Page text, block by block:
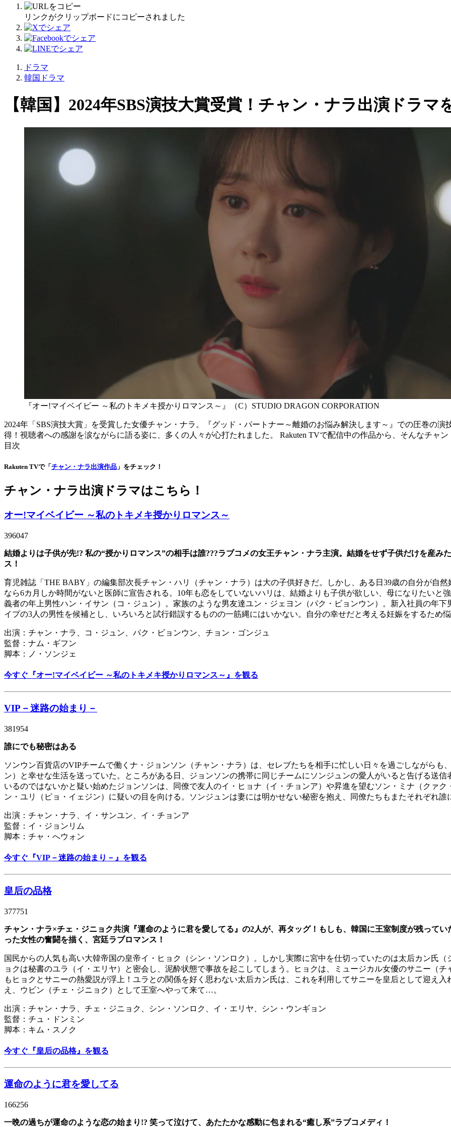
リンクがクリップボードにコピーされました
ドラマ
韓国ドラマ
【韓国】2024年SBS演技大賞受賞！チャン・ナラ出演ドラマ
『オー!マイベイビー ～私のトキメキ授かりロマンス～』（C）STUDIO DRAGON CORPORATION
2024年「SBS演技大賞」を受賞した女優チャン・ナラ。『グッド・パートナー～離婚のお悩み解決します～』での圧巻の
得！視聴者への感謝を涙ながらに語る姿に、多くの人々が心打たれました。 Rakuten TVで配信中の作品から、そんなチャ
目次
Rakuten TVで「 チャン・ナラ出演作品 」をチェック！
チャン・ナラ出演ドラマはこちら！
オー!マイベイビー ～私のトキメキ授かりロマンス～
396047
結婚よりは子供が先!? 私の“授かりロマンス”の相手は誰???ラブコメの女王チャン・ナラ主演。結婚をせず子供だけを産み
ス！
育児雑誌「THE BABY」の編集部次長チャン・ハリ（チャン・ナラ）は大の子供好きだ。しかし、ある日39歳の自分が自
なら6カ月しか時間がないと医師に宣告される。10年も恋をしていないハリは、結婚よりも子供が欲しい、母になりたいと
義者の年上男性ハン・イサン（コ・ジュン）。家族のような男友達ユン・ジェヨン（パク・ビョンウン）。新入社員の年
イプの3人の男性を候補とし、いろいろと試行錯誤するものの一筋縄にはいかない。自分の幸せだと考える妊娠をするため
出演：チャン・ナラ、コ・ジュン、パク・ビョンウン、チョン・ゴンジュ
監督：ナム・ギフン
脚本：ノ・ソンジェ
今すぐ『オー!マイベイビー ～私のトキメキ授かりロマンス～』を観る
VIP－迷路の始まり－
381954
誰にでも秘密はある
ソンウン百貨店のVIPチームで働くナ・ジョンソン（チャン・ナラ）は、セレブたちを相手に忙しい日々を過ごしながらも
ン）と幸せな生活を送っていた。ところがある日、ジョンソンの携帯に同じチームにソンジュンの愛人がいると告げる送
いるのではないかと疑い始めたジョンソンは、同僚で友人のイ・ヒョナ（イ・チョンア）や昇進を望むソン・ミナ（クァ
ン・ユリ（ピョ・イェジン）に疑いの目を向ける。ソンジュンは妻には明かせない秘密を抱え、同僚たちもまたそれぞれ
出演：チャン・ナラ、イ・サンユン、イ・チョンア
監督：イ・ジョンリム
脚本：チャ・へウォン
今すぐ『VIP－迷路の始まり－』を観る
皇后の品格
377751
チャン・ナラ×チェ・ジニョク共演『運命のように君を愛してる』の2人が、再タッグ！もしも、韓国に王室制度が残って
った女性の奮闘を描く、宮廷ラブロマンス！
国民からの人気も高い大韓帝国の皇帝イ・ヒョク（シン・ソンロク）。しかし実際に宮中を仕切っていたのは太后カン氏
ョクは秘書のユラ（イ・エリヤ）と密会し、泥酔状態で事故を起こしてしまう。ヒョクは、ミュージカル女優のサニー（
もヒョクとサニーの熱愛説が浮上！ユラとの関係を好く思わない太后カン氏は、これを利用してサニーを皇后として迎え
え、ウビン（チェ・ジニョク）として王室へやって来て…。
出演：チャン・ナラ、チェ・ジニョク、シン・ソンロク、イ・エリヤ、シン・ウンギョン
監督：チュ・ドンミン
脚本：キム・スノク
今すぐ『皇后の品格』を観る
運命のように君を愛してる
166256
一晩の過ちが運命のような恋の始まり!? 笑って泣けて、あたたかな感動に包まれる“癒し系”ラブコメディ！